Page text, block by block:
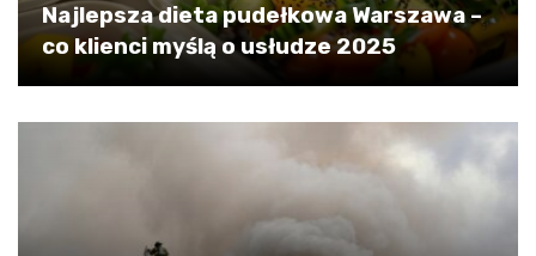
Najlepsza dieta pudełkowa Warszawa –
co klienci myślą o usłudze 2025